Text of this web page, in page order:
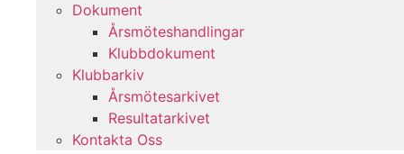
Dokument
Årsmöteshandlingar
Klubbdokument
Klubbarkiv
Årsmötesarkivet
Resultatarkivet
Kontakta Oss